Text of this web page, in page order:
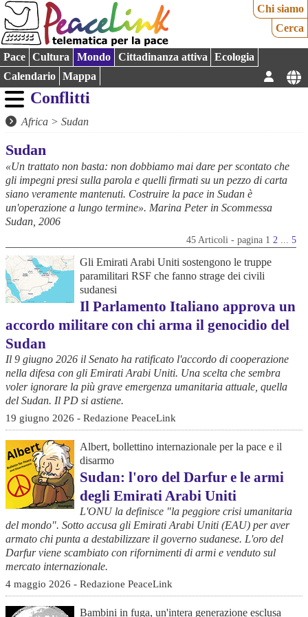
Chi siamo
Cerca
Pace Cultura Mondo Cittadinanza attiva
Ecologia
Calendario
Mappa
Conflitti
Africa >Sudan
Sudan
«Un trattato non basta: non dobbiamo mai dare per scontato che
gli impegni presi sulla parola e quelli firmati su un pezzo di carta
siano veramente mantenuti. Costruire la pace in Sudan è
un'operazione a lungo termine». Marina Peter in Scommessa
Sudan, 2006
45 Articoli - pagina 1 2 ...5
Gli Emirati Arabi Uniti sostengono le truppe
paramilitari RSF che fanno strage dei civili
sudanesi
Il Parlamento Italiano approva un
accordo militare con chi arma il genocidio del
Sudan
Il 9 giugno 2026 il Senato ha ratificato l'accordo di cooperazione
nella difesa con gli Emirati Arabi Uniti. Una scelta che sembra
voler ignorare la più grave emergenza umanitaria attuale, quella
del Sudan. Il PD si astiene.
19 giugno 2026 - Redazione PeaceLink
Albert, bollettino internazionale per la pace e il
disarmo
Sudan: l'oro del Darfur e le armi
degli Emirati Arabi Uniti
L'ONU la definisce "la peggiore crisi umanitaria
del mondo". Sotto accusa gli Emirati Arabi Uniti (EAU) per aver
armato chi punta a destabilizzare il governo sudanese. L'oro del
Darfur viene scambiato con rifornimenti di armi e venduto sul
mercato internazionale.
4 maggio 2026 - Redazione PeaceLink
Bambini in fuga, un'intera generazione esclusa